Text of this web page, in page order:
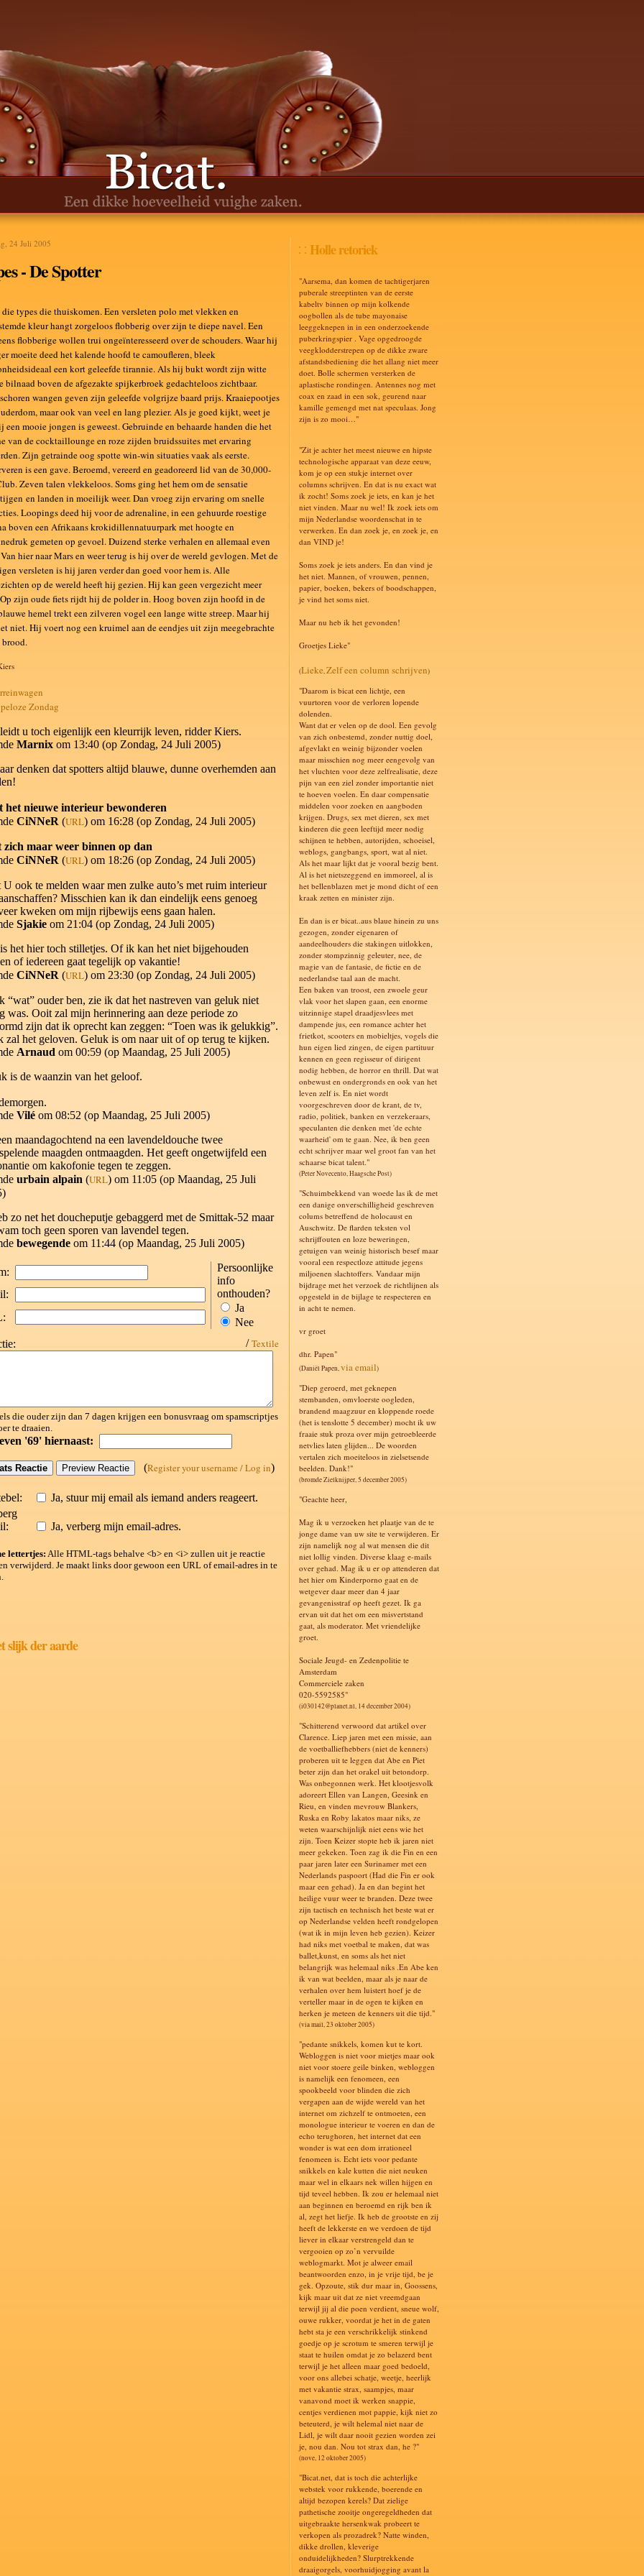
24 Juli 2005
- De Spotter
die types die thuiskomen. Een versleten polo met vlekken en
kleur hangt zorgeloos flobberig over zijn te diepe navel. Een
flobberige wollen trui ongeïnteresseerd over de schouders. Waar hij
moeite deed het kalende hoofd te camoufleren, bleek
een kort geleefde tirannie. Als hij bukt wordt zijn witte
bilnaad boven de afgezakte spijkerbroek gedachteloos zichtbaar.
wangen geven zijn geleefde volgrijze baard prijs. Kraaiepootjes
maar ook van veel en lang plezier. Als je goed kijkt, weet je
een mooie jongen is geweest. Gebruinde en behaarde handen die het
van de cocktaillounge en roze zijden bruidssuites met ervaring
Zijn getrainde oog spotte win-win situaties vaak als eerste.
is een gave. Beroemd, vereerd en geadoreerd lid van de 30,000-
Zeven talen vlekkeloos. Soms ging het hem om de sensatie
en landen in moeilijk weer. Dan vroeg zijn ervaring om snelle
Loopings deed hij voor de adrenaline, in een gehuurde roestige
boven een Afrikaans krokidillennatuurpark met hoogte en
gemeten op gevoel. Duizend sterke verhalen en allemaal even
Van hier naar Mars en weer terug is hij over de wereld gevlogen. Met de
versleten is hij jaren verder dan goed voor hem is. Alle
op de wereld heeft hij gezien. Hij kan geen vergezicht meer
zijn oude fiets rijdt hij de polder in. Hoog boven zijn hoofd in de
hemel trekt een zilveren vogel een lange witte streep. Maar hij
niet. Hij voert nog een kruimel aan de eendjes uit zijn meegebrachte
Zondag
u toch eigenlijk een kleurrijk leven, ridder Kiers.
Marnix om 13:40 (op Zondag, 24 Juli 2005)
denken dat spotters altijd blauwe, dunne overhemden aan
het nieuwe interieur bewonderen
CiNNeR (URL) om 16:28 (op Zondag, 24 Juli 2005)
zich maar weer binnen op dan
CiNNeR (URL) om 18:26 (op Zondag, 24 Juli 2005)
U ook te melden waar men zulke auto’s met ruim interieur
Misschien kan ik dan eindelijk eens genoeg
kweken om mijn rijbewijs eens gaan halen.
Sjakie om 21:04 (op Zondag, 24 Juli 2005)
het hier toch stilletjes. Of ik kan het niet bijgehouden
of iedereen gaat tegelijk op vakantie!
CiNNeR (URL) om 23:30 (op Zondag, 24 Juli 2005)
“wat” ouder ben, zie ik dat het nastreven van geluk niet
was. Ooit zal mijn herinnering aan deze periode zo
zijn dat ik oprecht kan zeggen: “Toen was ik gelukkig”.
zal het geloven. Geluk is om naar uit of op terug te kijken.
Arnaud om 00:59 (op Maandag, 25 Juli 2005)
is de waanzin van het geloof.
Vilé om 08:52 (op Maandag, 25 Juli 2005)
maandagochtend na een lavendeldouche twee
maagden ontmaagden. Het geeft ongetwijfeld een
om kakofonie tegen te zeggen.
urbain alpain (URL) om 11:05 (op Maandag, 25 Juli
zo net het doucheputje gebaggerd met de Smittak-52 maar
toch geen sporen van lavendel tegen.
bewegende om 11:44 (op Maandag, 25 Juli 2005)
Persoonlijke
info
onthouden?
Ja
Nee
/Textile
die ouder zijn dan 7 dagen krijgen een bonusvraag om spamscriptjes
te draaien.
'69' hiernaast:
(Register your username / Log in)
Ja, stuur mij email als iemand anders reageert.
Ja, verberg mijn email-adres.
lettertjes: Alle HTML-tags behalve <b> en <i> zullen uit je reactie
verwijderd. Je maakt links door gewoon een URL of email-adres in te
slijk der aarde
Holle retoriek
"Aarsema, dan komen de tachtigerjaren
puberale streeptinten van de eerste
kabeltv binnen op mijn kolkende
oogbollen als de tube mayonaise
leeggeknepen in in een onderzoekende
puberkringspier . Vage opgedroogde
veegklodderstrepen op de dikke zware
afstandsbediening die het allang niet meer
doet. Bolle schermen versterken de
aplastische rondingen. Antennes nog met
coax en zaad in een sok, geurend naar
kamille gemengd met nat speculaas. Jong
zijn is zo mooi…"
"Zit je achter het meest nieuwe en hipste
technologische apparaat van deze eeuw,
kom je op een stukje internet over
columns schrijven. En dat is nu exact wat
ik zocht! Soms zoek je iets, en kan je het
niet vinden. Maar nu wel! Ik zoek iets om
mijn Nederlandse woordenschat in te
verwerken. En dan zoek je, en zoek je, en
dan VIND je!
Soms zoek je iets anders. En dan vind je
het niet. Mannen, of vrouwen, pennen,
papier, boeken, bekers of boodschappen,
je vind het soms niet.
Maar nu heb ik het gevonden!
Groetjes Lieke"
(Lieke,Zelf een column schrijven)
"Daarom is bicat een lichtje, een
vuurtoren voor de verloren lopende
dolenden.
Want dat er velen op de dool. Een gevolg
van zich onbestemd, zonder nuttig doel,
afgevlakt en weinig bijzonder voelen
maar misschien nog meer eengevolg van
het vluchten voor deze zelfrealisatie, deze
pijn van een ziel zonder importantie niet
te hoeven voelen. En daar compensatie
middelen voor zoeken en aangboden
krijgen. Drugs, sex met dieren, sex met
kinderen die geen leeftijd meer nodig
schijnen te hebben, autorijden, schoeisel,
weblogs, gangbangs, sport, wat al niet.
Als het maar lijkt dat je vooral bezig bent.
Al is het nietszeggend en immoreel, al is
het bellenblazen met je mond dicht of een
kraak zetten en minister zijn.
En dan is er bicat..aus blaue hinein zu uns
gezogen, zonder eigenaren of
aandeelhouders die stakingen uitlokken,
zonder stompzinnig geleuter, nee, de
magie van de fantasie, de fictie en de
nederlandse taal aan de macht.
Een baken van troost, een zwoele geur
vlak voor het slapen gaan, een enorme
uitzinnige stapel draadjesvlees met
dampende jus, een romance achter het
frietkot, scooters en mobieltjes, vogels die
hun eigen lied zingen, de eigen partituur
kennen en geen regisseur of dirigent
nodig hebben, de horror en thrill. Dat wat
onbewust en ondergronds en ook van het
leven zelf is. En niet wordt
voorgeschreven door de krant, de tv,
radio, politiek, banken en verzekeraars,
speculanten die denken met 'de echte
waarheid' om te gaan. Nee, ik ben geen
echt schrijver maar wel groot fan van het
schaarse bicat talent."
(Peter Novecento, Haagsche Post)
"Schuimbekkend van woede las ik de met
een danige onverschilligheid geschreven
colums betreffend de holocaust en
Auschwitz. De flarden teksten vol
schrijffouten en loze beweringen,
getuigen van weinig historisch besef maar
vooral een respectloze attitude jegens
miljoenen slachtoffers. Vandaar mijn
bijdrage met het verzoek de richtlijnen als
opgesteld in de bijlage te respecteren en
in acht te nemen.
vr groet
dhr. Papen"
(Daniël Papen,via email)
"Diep geroerd, met geknepen
stembanden, omvloerste oogleden,
brandend maagzuur en kloppende roede
(het is tenslotte 5 december) mocht ik uw
fraaie stuk proza over mijn getroebleerde
netvlies laten glijden... De woorden
vertalen zich moeiteloos in zielsetsende
beelden. Dank!"
(bromde Zielknijper, 5 december 2005)
"Geachte heer,
Mag ik u verzoeken het plaatje van de te
jonge dame van uw site te verwijderen. Er
zijn namelijk nog al wat mensen die dit
niet lollig vinden. Diverse klaag e-mails
over gehad. Mag ik u er op attenderen dat
het hier om Kinderporno gaat en de
wetgever daar meer dan 4 jaar
gevangenisstraf op heeft gezet. Ik ga
ervan uit dat het om een misvertstand
gaat, als moderator. Met vriendelijke
groet.
Sociale Jeugd- en Zedenpolitie te
Amsterdam
Commerciele zaken
020-5592585"
(i030142@planet.nl, 14 december 2004)
"Schitterend verwoord dat artikel over
Clarence. Liep jaren met een missie, aan
de voetballiefhebbers (niet de kenners)
proberen uit te leggen dat Abe en Piet
beter zijn dan het orakel uit betondorp.
Was onbegonnen werk. Het klootjesvolk
adoreert Ellen van Langen, Geesink en
Rieu, en vinden mevrouw Blankers,
Ruska en Roby lakatos maar niks, ze
weten waarschijnlijk niet eens wie het
zijn. Toen Keizer stopte heb ik jaren niet
meer gekeken. Toen zag ik die Fin en een
paar jaren later een Surinamer met een
Nederlands paspoort (Had die Fin er ook
maar een gehad). Ja en dan begint het
heilige vuur weer te branden. Deze twee
zijn tactisch en technisch het beste wat er
op Nederlandse velden heeft rondgelopen
(wat ik in mijn leven heb gezien). Keizer
had niks met voetbal te maken, dat was
ballet,kunst, en soms als het niet
belangrijk was helemaal niks .En Abe ken
ik van wat beelden, maar als je naar de
verhalen over hem luistert hoef je de
verteller maar in de ogen te kijken en
herken je meteen de kenners uit die tijd."
(via mail, 23 oktober 2005)
"pedante snikkels, komen kut te kort.
Webloggen is niet voor mietjes maar ook
niet voor stoere geile binken, webloggen
is namelijk een fenomeen, een
spookbeeld voor blinden die zich
vergapen aan de wijde wereld van het
internet om zichzelf te ontmoeten, een
monologue interieur te voeren en dan de
echo terughoren, het internet dat een
wonder is wat een dom irrationeel
fenomeen is. Echt iets voor pedante
snikkels en kale kutten die niet neuken
maar wel in elkaars nek willen hijgen en
tijd teveel hebben. Ik zou er helemaal niet
aan beginnen en beroemd en rijk ben ik
al, zegt het liefje. Ik heb de grootste en zij
heeft de lekkerste en we verdoen de tijd
liever in elkaar verstrengeld dan te
vergooien op zo’n vervuilde
weblogmarkt. Mot je alweer email
beantwoorden enzo, in je vrije tijd, be je
gek. Opzoute, stik dur maar in, Goossens,
kijk maar uit dat ze niet vreemdgaan
terwijl jij al die poen verdient, sneue wolf,
ouwe rukker, voordat je het in de gaten
hebt sta je een verschrikkelijk stinkend
goedje op je scrotum te smeren terwijl je
staat te huilen omdat je zo belazerd bent
terwijl je het alleen maar goed bedoeld,
voor ons allebei schatje, weetje, heerlijk
met vakantie strax, saampjes, maar
vanavond moet ik werken snappie,
centjes verdienen mot pappie, kijk niet zo
beteuterd, je wilt helemal niet naar de
Lidl, je wilt daar nooit gezien worden zei
je, nou dan. Nou tot strax dan, he ?"
(nove, 12 oktober 2005)
"Bicat.net, dat is toch die achterlijke
webstek voor rukkende, boerende en
altijd bezopen kerels? Dat zielige
pathetische zooitje ongeregeldheden dat
uitgebraakte hersenkwak probeert te
verkopen als prozadrek? Natte winden,
dikke drollen, kleverige
onduidelijkheden? Slurptrekkende
draaigorgels, voorhuidjogging avant la